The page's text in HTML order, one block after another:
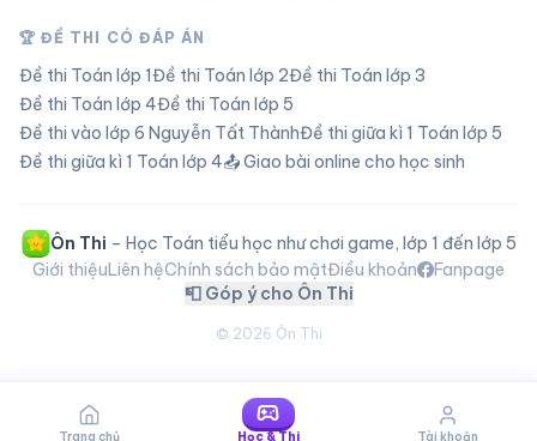
🏆 ĐỀ THI CÓ ĐÁP ÁN
Đề thi Toán lớp 1Đề thi Toán lớp 2Đề thi Toán lớp 3
Đề thi Toán lớp 4Đề thi Toán lớp 5
Đề thi vào lớp 6 Nguyễn Tất ThànhĐề thi giữa kì 1 Toán lớp 5
Đề thi giữa kì 1 Toán lớp 4📤 Giao bài online cho học sinh
Ôn Thi – Học Toán tiểu học như chơi game, lớp 1 đến lớp 5
Giới thiệuLiên hệChính sách bảo mậtĐiều khoản
Fanpage
📮 Góp ý cho Ôn Thi
© 2026 Ôn Thi
Trang chủ Học & Thi Tài khoản